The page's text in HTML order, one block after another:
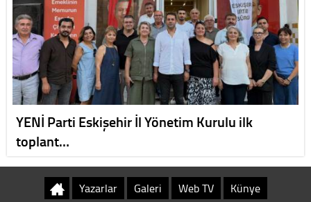
YENİ Parti Eskişehir İl Yönetim Kurulu ilk
toplant…
Yazarlar Galeri Web TV Künye